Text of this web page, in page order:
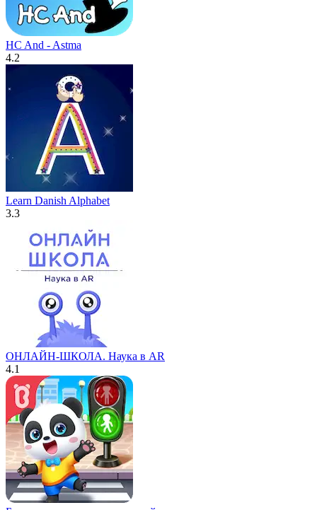
HC And - Astma
4.2
Learn Danish Alphabet
3.3
ОНЛАЙН-ШКОЛА. Наука в AR
4.1